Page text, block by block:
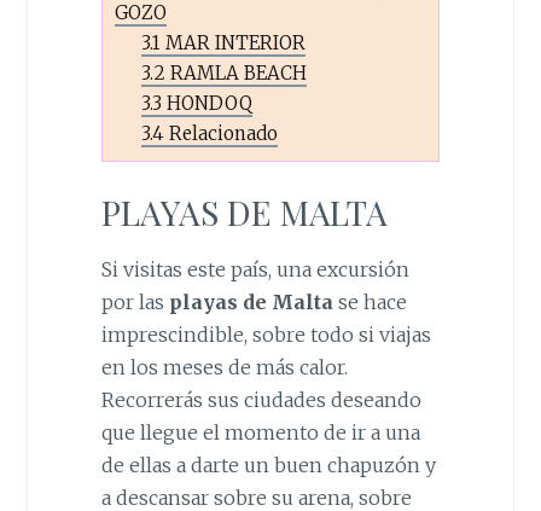
GOZO
3.1 MAR INTERIOR
3.2 RAMLA BEACH
3.3 HONDOQ
3.4 Relacionado
PLAYAS DE MALTA
Si visitas este país, una excursión
por las playas de Malta se hace
imprescindible, sobre todo si viajas
en los meses de más calor.
Recorrerás sus ciudades deseando
que llegue el momento de ir a una
de ellas a darte un buen chapuzón y
a descansar sobre su arena, sobre